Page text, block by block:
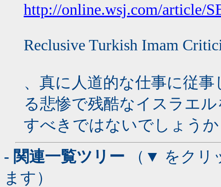
http://online.wsj.com/article/
Reclusive Turkish Imam
、真に人道的な仕事に従
る悲惨で残酷なイスラエル
すべきではないでしょう
- 関連一覧ツリー （▼ をクリ
ます）